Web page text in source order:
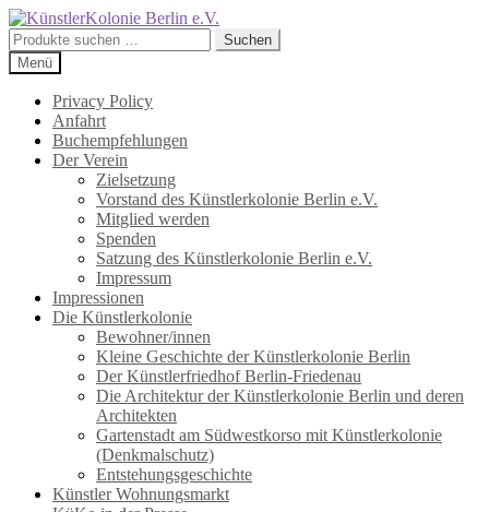
Zur
Navigation
springen
Zum
Inhalt
springen
Suchen
nach:
Suchen
Menü
Privacy Policy
Anfahrt
Buchempfehlungen
Der Verein
Zielsetzung
Vorstand des Künstlerkolonie Berlin e.V.
Mitglied werden
Spenden
Satzung des Künstlerkolonie Berlin e.V.
Impressum
Impressionen
Die Künstlerkolonie
Bewohner/innen
Kleine Geschichte der Künstlerkolonie Berlin
Der Künstlerfriedhof Berlin-Friedenau
Die Architektur der Künstlerkolonie Berlin und deren
Architekten
Gartenstadt am Südwestkorso mit Künstlerkolonie
(Denkmalschutz)
Entstehungsgeschichte
Künstler Wohnungsmarkt